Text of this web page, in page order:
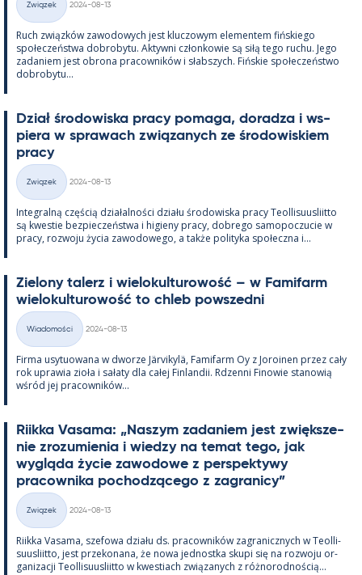
Kategorie
Związek
2024-08-13
Ruch związków zawo­dowych jest kluczowym ele­men­tem fińs­kiego
społeczeństwa do­bro­bytu. Ak­tywni człon­kowie są siłą tego ruchu. Jego
za­da­niem jest obrona pracow­ników i słabszych. Fińs­kie społeczeństwo
do­bro­bytu...
Dział śro­dowiska pracy po­maga, do­radza i ws­
piera w sprawach związa­nych ze śro­dowis­kiem
pracy
Kategorie
Związek
2024-08-13
In­te­gralną częścią działal­ności działu śro­dowiska pracy Teol­li­suus­liitto
są kwes­tie bez­pieczeństwa i hi­gieny pracy, dobrego sa­mo­poczucie w
pracy, rozwoju życia zawo­dowego, a także po­li­tyka społeczna i...
Zie­lony ta­lerz i wie­lo­kul­tu­rowość – w Fa­mi­farm
wie­lo­kul­tu­rowość to ch­leb powszedni
Kategorie
Wiadomości
2024-08-13
Firma usy­tuowana w dworze Jär­vi­kylä, Fa­mi­farm Oy z Jo­roi­nen przez cały
rok uprawia zioła i sałaty dla całej Fin­lan­dii. Rdzenni Fi­nowie sta­nowią
wśród jej pracow­ników...
Riikka Va­sama: „Naszym za­da­niem jest zwiększe­
nie zrozu­mie­nia i wiedzy na te­mat tego, jak
wygląda życie zawo­dowe z pers­pek­tywy
pracow­nika poc­hodzącego z za­gra­nicy”
Kategorie
Związek
2024-08-13
Riikka Va­sama, sze­fowa działu ds. pracow­ników za­gra­nicz­nych w Teol­li­
suus­liitto, jest prze­ko­nana, że nowa jed­nostka skupi się na rozwoju or­
ga­nizacji Teol­li­suus­liitto w kwes­tiach związa­nych z róż­no­rod­nością...